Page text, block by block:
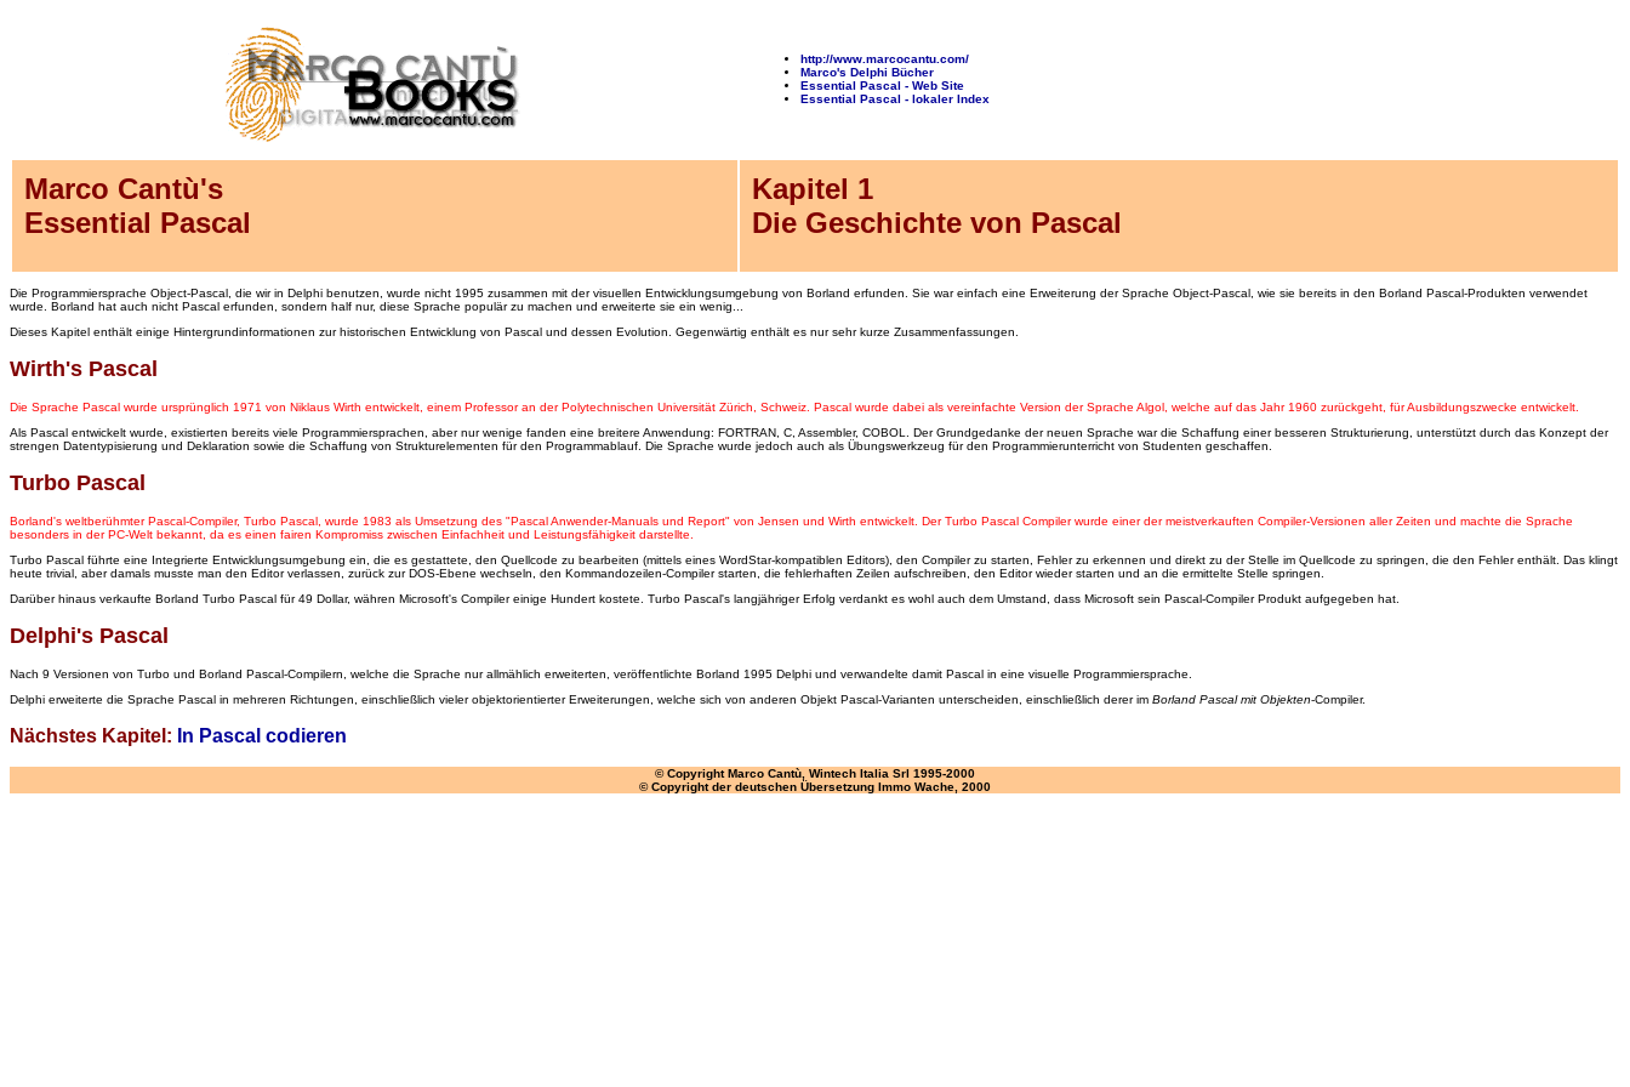
http://www.marcocantu.com/
Marco's Delphi Bücher
Essential Pascal - Web Site
Essential Pascal - lokaler Index
Marco Cantù's
Essential Pascal
Kapitel 1
Die Geschichte von Pascal
Die Programmiersprache Object-Pascal, die wir in Delphi benutzen, wurde nicht 1995 zusammen mit der visuellen Entwicklungsumgebung von Borland erfunden. Sie war einfach eine Erweiterung der Sprache Object-Pascal, wie sie bereits in den Borland Pascal-Produkten verwendet
wurde. Borland hat auch nicht Pascal erfunden, sondern half nur, diese Sprache populär zu machen und erweiterte sie ein wenig...
Dieses Kapitel enthält einige Hintergrundinformationen zur historischen Entwicklung von Pascal und dessen Evolution. Gegenwärtig enthält es nur sehr kurze Zusammenfassungen.
Wirth's Pascal
Die Sprache Pascal wurde ursprünglich 1971 von Niklaus Wirth entwickelt, einem Professor an der Polytechnischen Universität Zürich, Schweiz. Pascal wurde dabei als vereinfachte Version der Sprache Algol, welche auf das Jahr 1960 zurückgeht, für Ausbildungszwecke entwickelt.
Als Pascal entwickelt wurde, existierten bereits viele Programmiersprachen, aber nur wenige fanden eine breitere Anwendung: FORTRAN, C, Assembler, COBOL. Der Grundgedanke der neuen Sprache war die Schaffung einer besseren Strukturierung, unterstützt durch das Konzept der
strengen Datentypisierung und Deklaration sowie die Schaffung von Strukturelementen für den Programmablauf. Die Sprache wurde jedoch auch als Übungswerkzeug für den Programmierunterricht von Studenten geschaffen.
Turbo Pascal
Borland's weltberühmter Pascal-Compiler, Turbo Pascal, wurde 1983 als Umsetzung des "Pascal Anwender-Manuals und Report" von Jensen und Wirth entwickelt. Der Turbo Pascal Compiler wurde einer der meistverkauften Compiler-Versionen aller Zeiten und machte die Sprache
besonders in der PC-Welt bekannt, da es einen fairen Kompromiss zwischen Einfachheit und Leistungsfähigkeit darstellte.
Turbo Pascal führte eine Integrierte Entwicklungsumgebung ein, die es gestattete, den Quellcode zu bearbeiten (mittels eines WordStar-kompatiblen Editors), den Compiler zu starten, Fehler zu erkennen und direkt zu der Stelle im Quellcode zu springen, die den Fehler enthält. Das klingt
heute trivial, aber damals musste man den Editor verlassen, zurück zur DOS-Ebene wechseln, den Kommandozeilen-Compiler starten, die fehlerhaften Zeilen aufschreiben, den Editor wieder starten und an die ermittelte Stelle springen.
Darüber hinaus verkaufte Borland Turbo Pascal für 49 Dollar, währen Microsoft's Compiler einige Hundert kostete. Turbo Pascal's langjähriger Erfolg verdankt es wohl auch dem Umstand, dass Microsoft sein Pascal-Compiler Produkt aufgegeben hat.
Delphi's Pascal
Nach 9 Versionen von Turbo und Borland Pascal-Compilern, welche die Sprache nur allmählich erweiterten, veröffentlichte Borland 1995 Delphi und verwandelte damit Pascal in eine visuelle Programmiersprache.
Delphi erweiterte die Sprache Pascal in mehreren Richtungen, einschließlich vieler objektorientierter Erweiterungen, welche sich von anderen Objekt Pascal-Varianten unterscheiden, einschließlich derer im Borland Pascal mit Objekten-Compiler.
Nächstes Kapitel: In Pascal codieren
© Copyright Marco Cantù, Wintech Italia Srl 1995-2000
© Copyright der deutschen Übersetzung Immo Wache, 2000